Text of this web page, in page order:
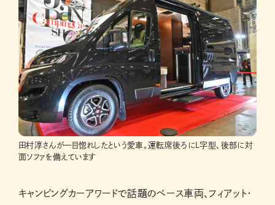
田村淳さんが一目惚れしたという愛車。運転席後ろにL字型、後部に対
面ソファを備えています
キャンピングカーアワードで話題のベース車両、フィアット・